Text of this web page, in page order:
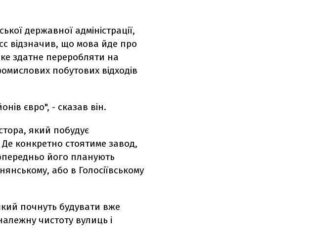
державної адміністрації,
відзначив, що мова йде про
здатне переробляти на
побутових відходів
євро", - сказав він.
який побудує
конкретно стоятиме завод,
його планують
або в Голосіївському
почнуть будувати вже
чистоту вулиць і